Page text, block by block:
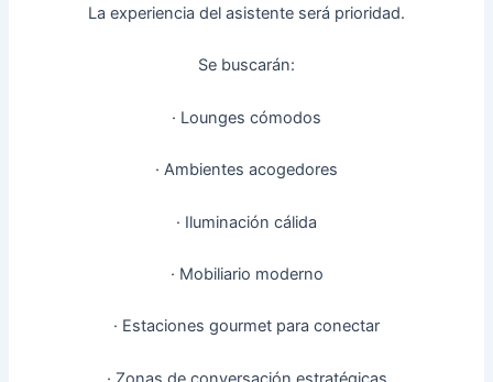
La experiencia del asistente será prioridad.
Se buscarán:
· Lounges cómodos
· Ambientes acogedores
· Iluminación cálida
· Mobiliario moderno
· Estaciones gourmet para conectar